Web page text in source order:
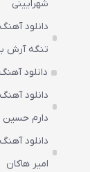
شهرایینی
دانلود
تنگه آرش
دانلود آهنگ الله
دانلود
دارم حسین
دانلود
امیر هاکان